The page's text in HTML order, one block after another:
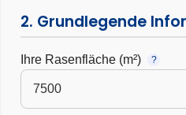
2. Grundlegende
Ihre Rasenfläche (m²) ?